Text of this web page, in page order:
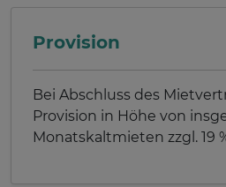
Provision
Bei Abschluss des
Provision in Höhe von
Monatskaltmieten zzgl. 19